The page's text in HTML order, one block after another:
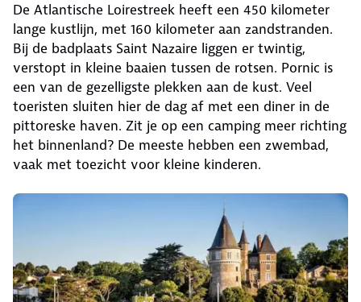
De Atlantische Loirestreek heeft een 450 kilometer
lange kustlijn, met 160 kilometer aan zandstranden.
Bij de badplaats Saint Nazaire liggen er twintig,
verstopt in kleine baaien tussen de rotsen. Pornic is
een van de gezelligste plekken aan de kust. Veel
toeristen sluiten hier de dag af met een diner in de
pittoreske haven. Zit je op een camping meer richting
het binnenland? De meeste hebben een zwembad,
vaak met toezicht voor kleine kinderen.